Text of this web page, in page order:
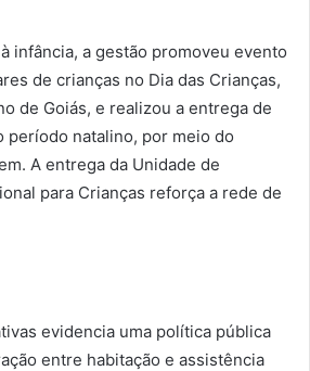
infância, a gestão promoveu evento
de crianças no Dia das Crianças,
de Goiás, e realizou a entrega de
período natalino, por meio do
A entrega da Unidade de
para Crianças reforça a rede de
evidencia uma política pública
entre habitação e assistência